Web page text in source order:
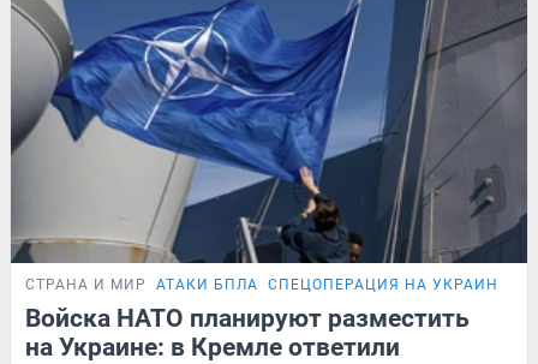
СТРАНА И МИР АТАКИ БПЛА СПЕЦОПЕРАЦИЯ НА УКРАИНЕ
Войска НАТО планируют разместить
на Украине: в Кремле ответили